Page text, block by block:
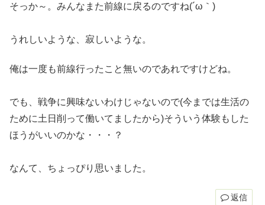
そっか～。みんなまた前線に戻るのですね(´ω｀)
うれしいような、寂しいような。
俺は一度も前線行ったこと無いのであれですけどね。
でも、戦争に興味ないわけじゃないので(今までは生活の
ために土日削って働いてましたから)そういう体験もした
ほうがいいのかな・・・？
なんて、ちょっぴり思いました。
返信